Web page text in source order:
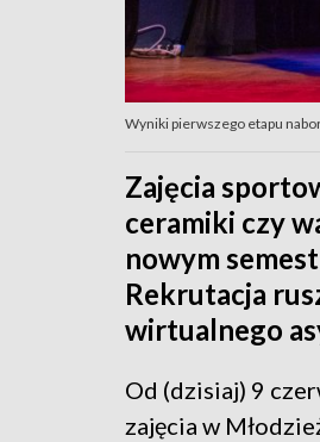
Wyniki pierwszego etapu
Zajęcia
ceramiki czy
nowym
Rekrutacja
wirtualnego
Od (dzisiaj) 9
zajęcia w